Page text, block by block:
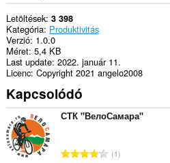
Letöltések 3 398
Kategória Produktivitás
Verzió 1.0.0
Méret 5,4 KB
Last update 2022. január 11.
Licenc Copyright 2021 angelo2008
Kapcsolódó
СТК "ВелоСамара"
Ö1